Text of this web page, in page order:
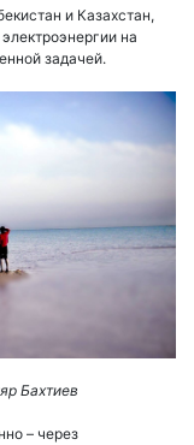
и Казахстан,
на
задачей.
Бахтиев
– через